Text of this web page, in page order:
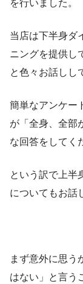
を行いました。
当店は下半身ダ
ニングを提供し
と色々お話しし
簡単なアンケー
が「全身、全部
な回答をしてく
という訳で上半
についてもお話
まず意外に思う
はない」と言う